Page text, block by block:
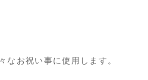
なお祝い事に使用します。